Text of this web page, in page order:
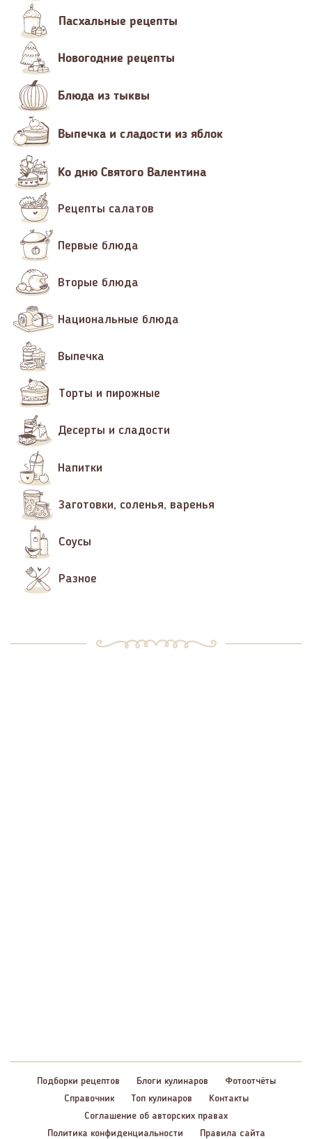
Пасхальные рецепты
Новогодние рецепты
Блюда из тыквы
Выпечка и сладости из яблок
Ко дню Святого Валентина
Рецепты салатов
Первые блюда
Вторые блюда
Национальные блюда
Выпечка
Торты и пирожные
Десерты и сладости
Напитки
Заготовки, соленья, варенья
Соусы
Разное
Подборки рецептов Блоги кулинаров
Фотоотчёты
Справочник
Топ кулинаров
Контакты
Соглашение об авторских правах
Политика конфиденциальности
Правила сайта